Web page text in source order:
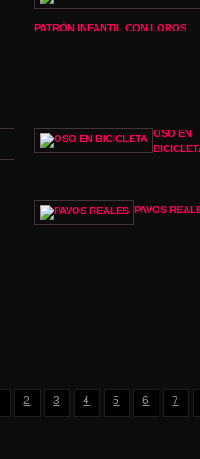
PATRÓN INFANTIL CON LOROS
OSO EN
PAVOS
2 3 4 5 6 7